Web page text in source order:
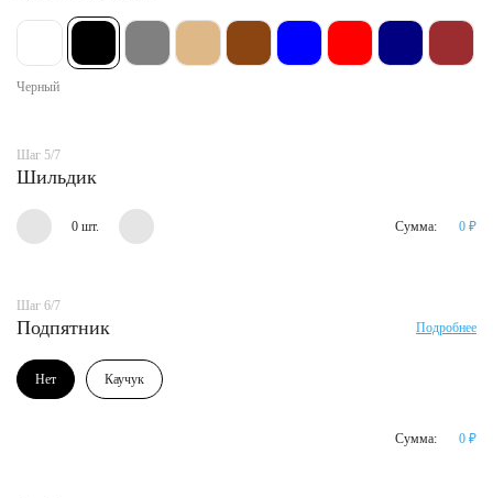
Черный
Шаг 5/7
Шильдик
0 шт. Сумма: 0 ₽
Шаг 6/7
Подпятник Подробнее
Нет Каучук
Сумма: 0 ₽